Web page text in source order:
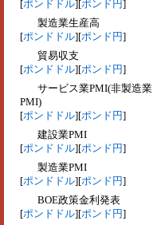
[ポンドドル][ポンド円]
製造業生産高
[ポンドドル][ポンド円]
貿易収支
[ポンドドル][ポンド円]
サービス業PMI(非製造業
PMI)
[ポンドドル][ポンド円]
建設業PMI
[ポンドドル][ポンド円]
製造業PMI
[ポンドドル][ポンド円]
BOE政策金利発表
[ポンドドル][ポンド円]